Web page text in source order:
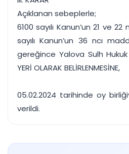
Açıklanan sebeplerle;
6100 sayılı Kanun’un 21 ve
sayılı Kanun’un 36 ncı
gereğince Yalova Sulh
YERİ OLARAK BELİRLENMESİNE,
05.02.2024 tarihinde oy
verildi.